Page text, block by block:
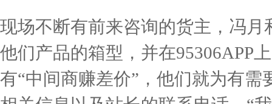
现场不断有前来咨询的货主，冯
他们产品的箱型，并在95306APP
有“中间商赚差价”，他们就为有